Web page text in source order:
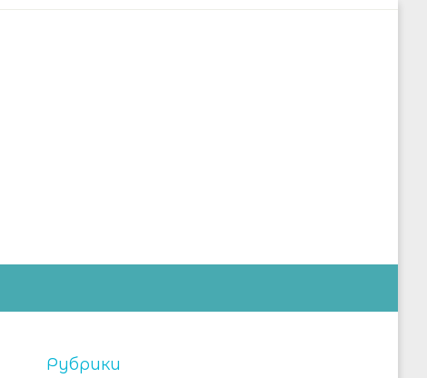
Рубрики